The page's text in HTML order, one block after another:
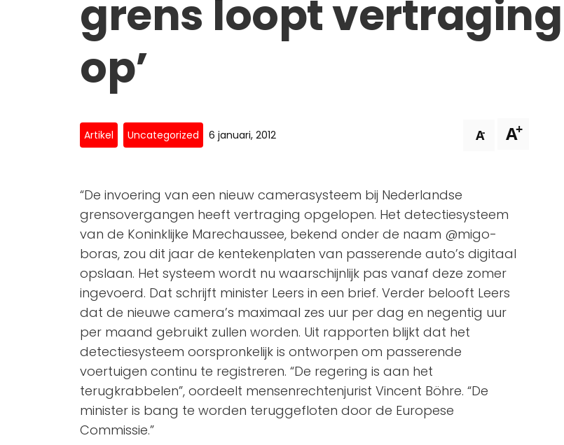
grens loopt vertraging
op’
Artikel Uncategorized 6 januari, 2012 A- A+
“De invoering van een nieuw camerasysteem bij Nederlandse
grensovergangen heeft vertraging opgelopen. Het detectiesysteem
van de Koninklijke Marechaussee, bekend onder de naam @migo-
boras, zou dit jaar de kentekenplaten van passerende auto’s digitaal
opslaan. Het systeem wordt nu waarschijnlijk pas vanaf deze zomer
ingevoerd. Dat schrijft minister Leers in een brief. Verder belooft Leers
dat de nieuwe camera’s maximaal zes uur per dag en negentig uur
per maand gebruikt zullen worden. Uit rapporten blijkt dat het
detectiesysteem oorspronkelijk is ontworpen om passerende
voertuigen continu te registreren. “De regering is aan het
terugkrabbelen”, oordeelt mensenrechtenjurist Vincent Böhre. “De
minister is bang te worden teruggefloten door de Europese
Commissie.”